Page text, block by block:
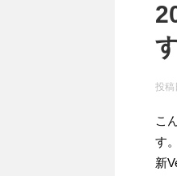
投稿
こ
す。
新